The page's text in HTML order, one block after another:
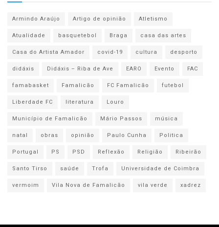
Armindo Araújo Artigo de opinião
Atletismo
Atualidade
basquetebol Braga
casa das artes
Casa do Artista Amador
covid-19 cultura
desporto
didáxis
Didáxis – Riba de Ave EARO Evento
FAC
famabasket
Famalicão FC Famalicão
futebol
Liberdade FC
literatura
Louro
Município de Famalicão
Mário Passos
música
natal
obras opinião Paulo Cunha
Politica
Portugal
PS PSD Reflexão Religião
Ribeirão
Santo Tirso
saúde Trofa
Universidade de Coimbra
vermoim
Vila Nova de Famalicão vila verde xadrez